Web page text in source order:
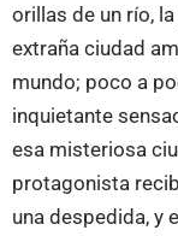
orillas de un río,
extraña ciudad
mundo; poco a
inquietante
esa misteriosa
protagonista
una despedida, y